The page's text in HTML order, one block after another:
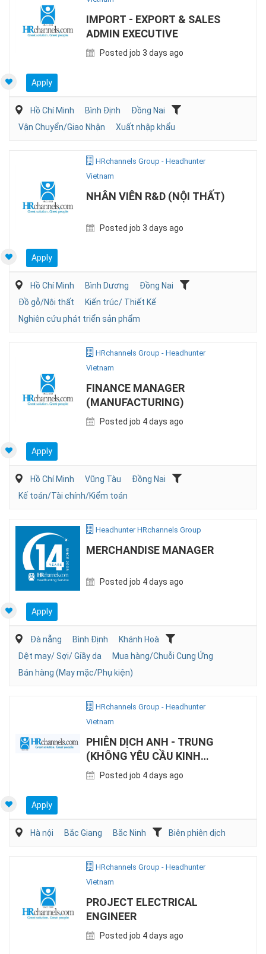
IMPORT - EXPORT & SALES
ADMIN EXECUTIVE
Posted job 3 days ago
Apply
Hồ Chí Minh Bình Định
Đồng Nai
Vận Chuyển/Giao Nhận
Xuất nhập khẩu
HRchannels Group - Headhunter
Vietnam
NHÂN VIÊN R&D (NỘI THẤT)
Posted job 3 days ago
Apply
Hồ Chí Minh Bình Dương
Đồng Nai
Đồ gỗ/Nội thất
Kiến trúc/ Thiết Kế
Nghiên cứu phát triển sản phẩm
HRchannels Group - Headhunter
Vietnam
FINANCE MANAGER
(MANUFACTURING)
Posted job 4 days ago
Apply
Hồ Chí Minh Vũng Tàu
Đồng Nai
Kế toán/Tài chính/Kiểm toán
Headhunter HRchannels Group
MERCHANDISE MANAGER
Posted job 4 days ago
Apply
Đà nẵng Bình Định
Khánh Hoà
Dệt may/ Sợi/ Giầy da
Mua hàng/Chuỗi Cung Ứng
Bán hàng (May mặc/Phụ kiện)
HRchannels Group - Headhunter
Vietnam
PHIÊN DỊCH ANH - TRUNG
(KHÔNG YÊU CẦU KINH
NGHIỆM)
Posted job 4 days ago
Apply
Hà nội Bắc Giang Bắc Ninh Biên phiên dịch
HRchannels Group - Headhunter
Vietnam
PROJECT ELECTRICAL
ENGINEER
Posted job 4 days ago